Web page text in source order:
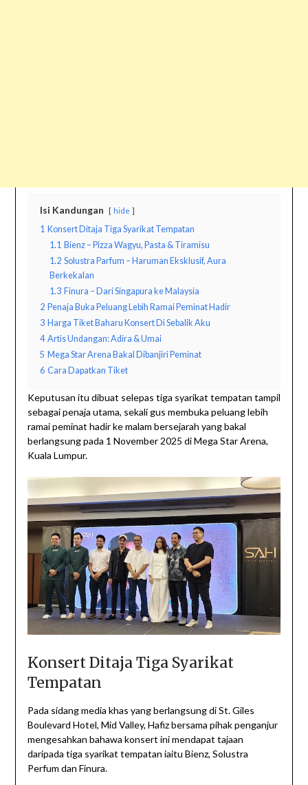
Isi Kandungan hide
1 Konsert Ditaja Tiga Syarikat Tempatan
1.1 Bienz – Pizza Wagyu, Pasta & Tiramisu
1.2 Solustra Parfum – Haruman Eksklusif, Aura
Berkekalan
1.3 Finura – Dari Singapura ke Malaysia
2 Penaja Buka Peluang Lebih Ramai Peminat Hadir
3 Harga Tiket Baharu Konsert Di Sebalik Aku
4 Artis Undangan: Adira & Umai
5 Mega Star Arena Bakal Dibanjiri Peminat
6 Cara Dapatkan Tiket
Keputusan itu dibuat selepas tiga syarikat tempatan tampil
sebagai penaja utama, sekali gus membuka peluang lebih
ramai peminat hadir ke malam bersejarah yang bakal
berlangsung pada 1 November 2025 di Mega Star Arena,
Kuala Lumpur.
Konsert Ditaja Tiga Syarikat
Tempatan
Pada sidang media khas yang berlangsung di St. Giles
Boulevard Hotel, Mid Valley, Hafiz bersama pihak penganjur
mengesahkan bahawa konsert ini mendapat tajaan
daripada tiga syarikat tempatan iaitu Bienz, Solustra
Perfum dan Finura.